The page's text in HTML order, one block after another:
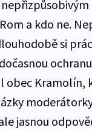
a kdo ne.
si
Kramolín,
jasnou